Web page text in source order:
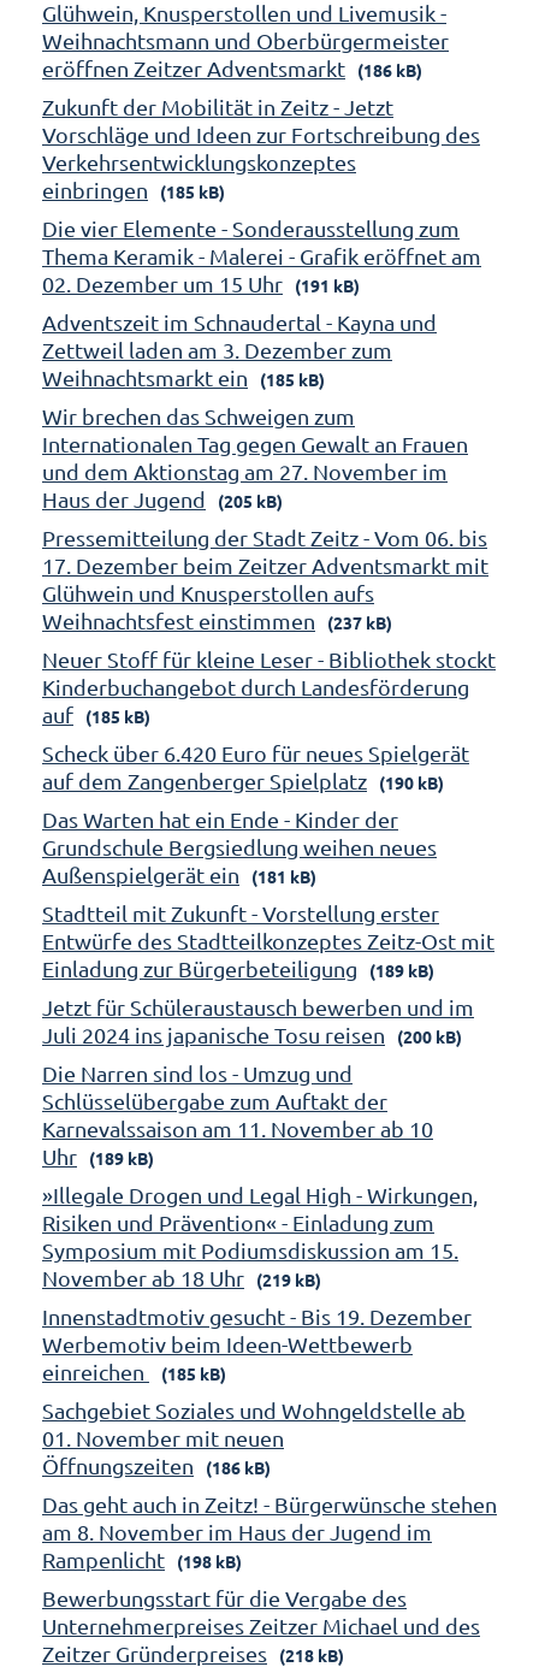
Glühwein, Knusperstollen und Livemusik -
Weihnachtsmann und Oberbürgermeister
eröffnen Zeitzer Adventsmarkt
(186 kB)
Zukunft der Mobilität in Zeitz - Jetzt
Vorschläge und Ideen zur Fortschreibung des
Verkehrsentwicklungskonzeptes
einbringen
(185 kB)
Die vier Elemente - Sonderausstellung zum
Thema Keramik - Malerei - Grafik eröffnet am
02. Dezember um 15 Uhr
(191 kB)
Adventszeit im Schnaudertal - Kayna und
Zettweil laden am 3. Dezember zum
Weihnachtsmarkt ein
(185 kB)
Wir brechen das Schweigen zum
Internationalen Tag gegen Gewalt an Frauen
und dem Aktionstag am 27. November im
Haus der Jugend
(205 kB)
Pressemitteilung der Stadt Zeitz - Vom 06. bis
17. Dezember beim Zeitzer Adventsmarkt mit
Glühwein und Knusperstollen aufs
Weihnachtsfest einstimmen
(237 kB)
Neuer Stoff für kleine Leser - Bibliothek stockt
Kinderbuchangebot durch Landesförderung
auf
(185 kB)
Scheck über 6.420 Euro für neues Spielgerät
auf dem Zangenberger Spielplatz
(190 kB)
Das Warten hat ein Ende - Kinder der
Grundschule Bergsiedlung weihen neues
Außenspielgerät ein
(181 kB)
Stadtteil mit Zukunft - Vorstellung erster
Entwürfe des Stadtteilkonzeptes Zeitz-Ost mit
Einladung zur Bürgerbeteiligung
(189 kB)
Jetzt für Schüleraustausch bewerben und im
Juli 2024 ins japanische Tosu reisen
(200 kB)
Die Narren sind los - Umzug und
Schlüsselübergabe zum Auftakt der
Karnevalssaison am 11. November ab 10
Uhr
(189 kB)
»Illegale Drogen und Legal High - Wirkungen,
Risiken und Prävention« - Einladung zum
Symposium mit Podiumsdiskussion am 15.
November ab 18 Uhr
(219 kB)
Innenstadtmotiv gesucht - Bis 19. Dezember
Werbemotiv beim Ideen-Wettbewerb
einreichen
(185 kB)
Sachgebiet Soziales und Wohngeldstelle ab
01. November mit neuen
Öffnungszeiten
(186 kB)
Das geht auch in Zeitz! - Bürgerwünsche stehen
am 8. November im Haus der Jugend im
Rampenlicht
(198 kB)
Bewerbungsstart für die Vergabe des
Unternehmerpreises Zeitzer Michael und des
Zeitzer Gründerpreises
(218 kB)